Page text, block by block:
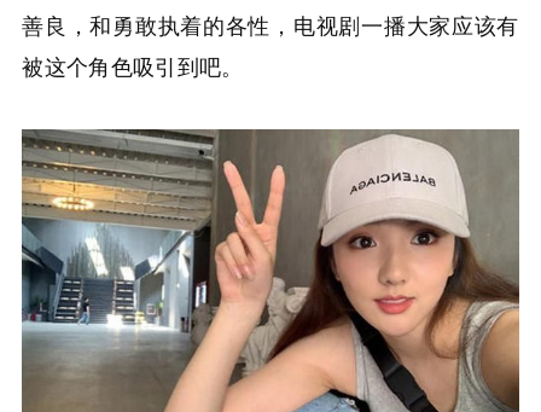
善良，和勇敢执着的各性，电视剧一播大家应该有
被这个角色吸引到吧。